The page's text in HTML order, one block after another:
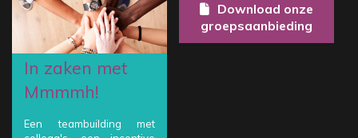
In zaken met
Mmmmh!
Een teambuilding met
Download onze
groepsaanbieding